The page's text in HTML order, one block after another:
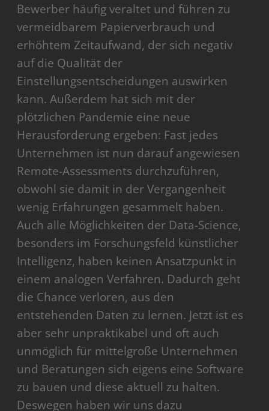
Bewerber häufig veraltet und führen zu
vermeidbarem Papierverbrauch und
erhöhtem Zeitaufwand, der sich negativ
auf die Qualität der
Einstellungsentscheidungen auswirken
kann. Außerdem hat sich mit der
plötzlichen Pandemie eine neue
Herausforderung ergeben: Fast jedes
Unternehmen ist nun darauf angewiesen
Remote-Assessments durchzuführen,
obwohl sie damit in der Vergangenheit
wenig Erfahrungen gesammelt haben.
Auch alle Möglichkeiten der Data-Science,
besonders im Forschungsfeld künstlicher
Intelligenz, haben keinen Ansatzpunkt in
einem analogen Verfahren. Dadurch geht
die Chance verloren, aus den
entstehenden Daten zu lernen. Jetzt ist es
aber sehr unpraktikabel und oft auch
unmöglich für mittelgroße Unternehmen
und Beratungen sich eigens eine Software
zu bauen und diese aktuell zu halten.
Deswegen haben wir uns dazu